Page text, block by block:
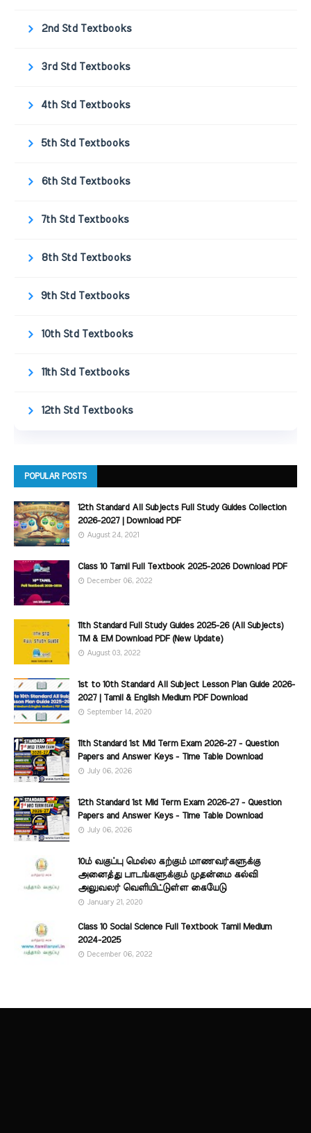
2nd Std Textbooks
3rd Std Textbooks
4th Std Textbooks
5th Std Textbooks
6th Std Textbooks
7th Std Textbooks
8th Std Textbooks
9th Std Textbooks
10th Std Textbooks
11th Std Textbooks
12th Std Textbooks
POPULAR POSTS
12th Standard All Subjects Full Study Guides Collection
2026-2027 | Download PDF
August 24, 2021
Class 10 Tamil Full Textbook 2025-2026 Download PDF
December 06, 2022
11th Standard Full Study Guides 2025-26 (All Subjects)
TM & EM Download PDF (New Update)
August 03, 2022
1st to 10th Standard All Subject Lesson Plan Guide 2026-
2027 | Tamil & English Medium PDF Download
September 14, 2020
11th Standard 1st Mid Term Exam 2026-27 - Question
Papers and Answer Keys - Time Table Download
July 06, 2026
12th Standard 1st Mid Term Exam 2026-27 - Question
Papers and Answer Keys - Time Table Download
July 06, 2026
10ம் வகுப்பு மெல்ல கற்கும் மாணவர்களுக்கு
அனைத்து பாடங்களுக்கும் முதன்மை கல்வி
அலுவலர் வெளியிட்டுள்ள கையேடு
January 21, 2020
Class 10 Social Science Full Textbook Tamil Medium
2024-2025
December 06, 2022